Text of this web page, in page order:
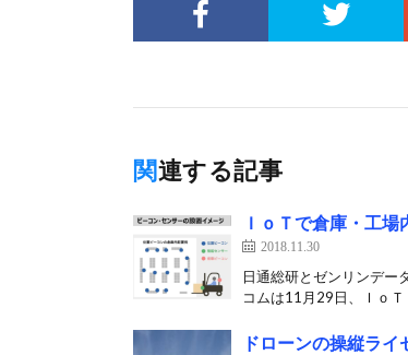
関連する記事
ＩｏＴで倉庫・工
2018.11.30
日通総研とゼンリンデ
コムは11月29日、Ｉｏ
ドローンの操縦ラ